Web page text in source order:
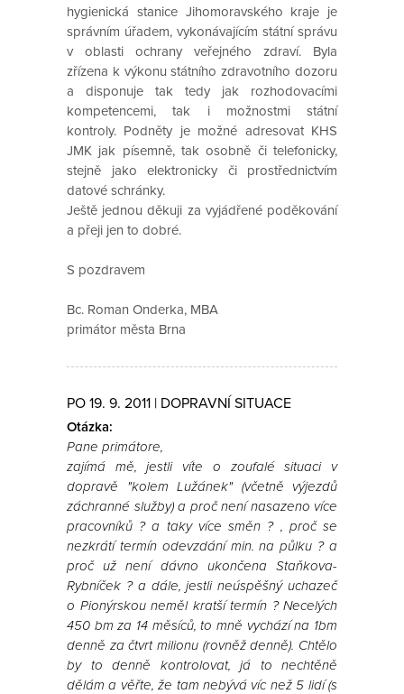
hygienická stanice Jihomoravského kraje je
správním úřadem, vykonávajícím státní správu
v oblasti ochrany veřejného zdraví. Byla
zřízena k výkonu státního zdravotního dozoru
a disponuje tak tedy jak rozhodovacími
kompetencemi, tak i možnostmi státní
kontroly. Podněty je možné adresovat KHS
JMK jak písemně, tak osobně či telefonicky,
stejně jako elektronicky či prostřednictvím
datové schránky.
Ještě jednou děkuji za vyjádřené poděkování
a přeji jen to dobré.
S pozdravem
Bc. Roman Onderka, MBA
primátor města Brna
PO 19. 9. 2011 | DOPRAVNÍ SITUACE
Otázka:
Pane primátore,
zajímá mě, jestli víte o zoufalé situaci v
dopravě "kolem Lužánek" (včetně výjezdů
záchranné služby) a proč není nasazeno více
pracovníků ? a taky více směn ? , proč se
nezkrátí termín odevzdání min. na půlku ? a
proč už není dávno ukončena Staňkova-
Rybníček ? a dále, jestli neúspěšný uchazeč
o Pionýrskou neměl kratší termín ? Necelých
450 bm za 14 měsíců, to mně vychází na 1bm
denně za čtvrt milionu (rovněž denně). Chtělo
by to denně kontrolovat, já to nechtěně
dělám a věřte, že tam nebývá víc než 5 lidí (s